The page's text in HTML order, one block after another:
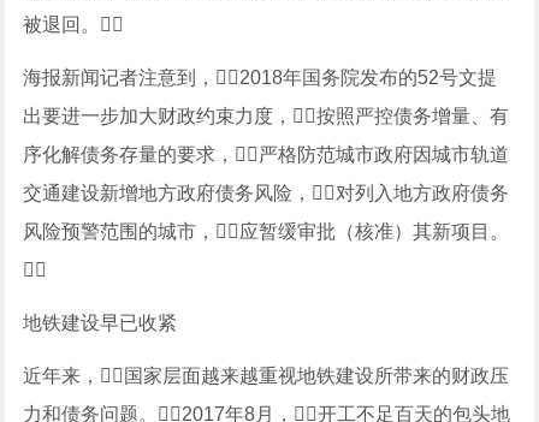
被退回。
海报新闻记者注意到，2018年国务院发布的52号文提
出要进一步加大财政约束力度，按照严控债务增量、有
序化解债务存量的要求，严格防范城市政府因城市轨道
交通建设新增地方政府债务风险，对列入地方政府债务
风险预警范围的城市，应暂缓审批（核准）其新项目。

地铁建设早已收紧
近年来，国家层面越来越重视地铁建设所带来的财政压
力和债务问题。2017年8月，开工不足百天的包头地